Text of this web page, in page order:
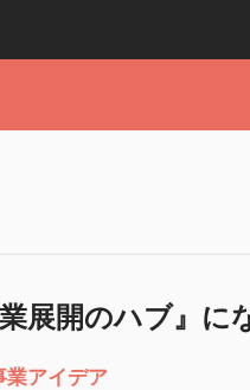
展開のハブ』に
業アイデア